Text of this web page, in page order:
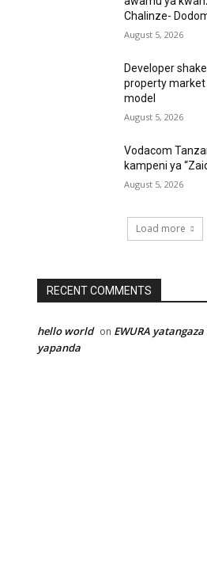
Chalinze-
August 5, 2026
Developer
property
model
August 5, 2026
Vodacom
kampeni ya
August 5, 2026
Load more
RECENT COMMENTS
hello world on EWURA
yapanda